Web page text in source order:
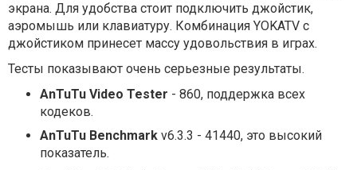
экрана. Для удобства стоит подключить джойстик,
аэромышь или клавиатуру. Комбинация YOKATV с
джойстиком принесет массу удовольствия в играх.
Тесты показывают очень серьезные результаты.
AnTuTu Video Tester - 860, поддержка всех
кодеков.
AnTuTu Benchmark v6.3.3 - 41440, это высокий
показатель.